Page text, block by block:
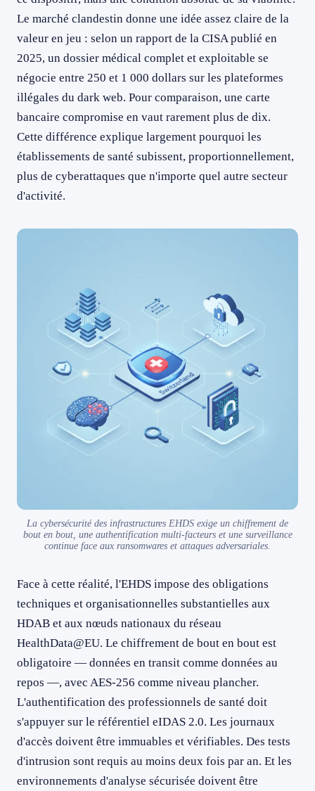
Le marché clandestin donne une idée assez claire de la
valeur en jeu : selon un rapport de la CISA publié en
2025, un dossier médical complet et exploitable se
négocie entre 250 et 1 000 dollars sur les plateformes
illégales du dark web. Pour comparaison, une carte
bancaire compromise en vaut rarement plus de dix.
Cette différence explique largement pourquoi les
établissements de santé subissent, proportionnellement,
plus de cyberattaques que n'importe quel autre secteur
d'activité.
La cybersécurité des infrastructures EHDS exige un chiffrement de
bout en bout, une authentification multi-facteurs et une surveillance
continue face aux ransomwares et attaques adversariales.
Face à cette réalité, l'EHDS impose des obligations
techniques et organisationnelles substantielles aux
HDAB et aux nœuds nationaux du réseau
HealthData@EU. Le chiffrement de bout en bout est
obligatoire — données en transit comme données au
repos —, avec AES-256 comme niveau plancher.
L'authentification des professionnels de santé doit
s'appuyer sur le référentiel eIDAS 2.0. Les journaux
d'accès doivent être immuables et vérifiables. Des tests
d'intrusion sont requis au moins deux fois par an. Et les
environnements d'analyse sécurisée doivent être